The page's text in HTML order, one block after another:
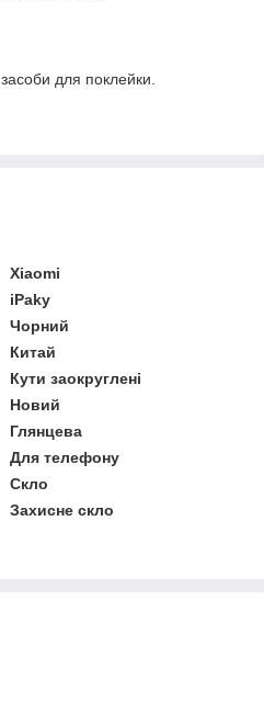
для поклейки.
Xiaomi
iPaky
Чорний
Китай
Кути заокруглені
Новий
Глянцева
Для телефону
Скло
Захисне скло